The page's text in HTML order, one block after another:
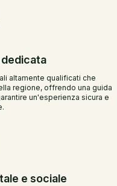
altamente qualificati che
regione, offrendo una guida
un'esperienza sicura e
e sociale